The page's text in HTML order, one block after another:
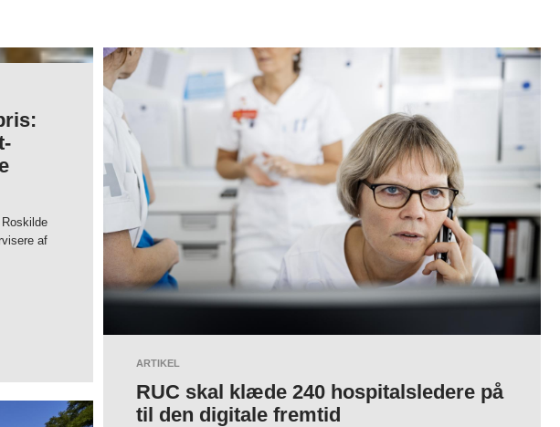
af
ARTIKEL
RUC skal klæde 240 hospitalsledere på
til den digitale fremtid